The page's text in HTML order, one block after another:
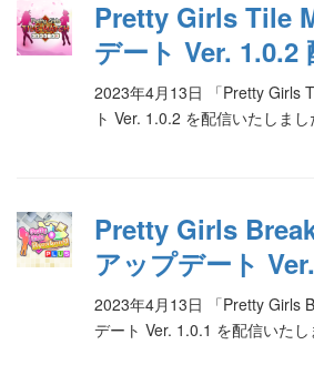
Pretty Girls Tile
デート Ver. 1.0.2
2023年4月13日 「Pretty Girls
ト Ver. 1.0.2 を配信いたしまし
Pretty Girls
アップデート
2023年4月13日 「Pretty Girls
デート Ver. 1.0.1 を配信いたし